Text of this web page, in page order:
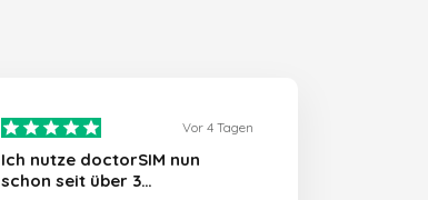
Vor 4 Tagen
Ich nutze doctorSIM nun
schon seit über 3…